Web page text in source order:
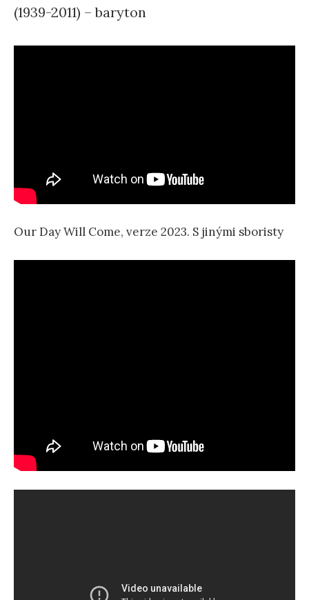
(1939-2011) – baryton
Our Day Will Come, verze 2023. S jinými sboristy